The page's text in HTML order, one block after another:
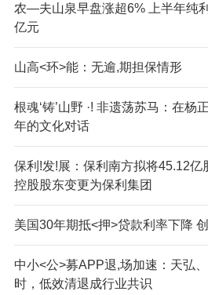
农—夫山泉早盘涨超6% 上半年纯
亿元
山高<环>能：无逾,期担保情形
根魂‘铸’山野 ·! 非遗荡苏马：在杨
年的文化对话
保利!发!展：保利南方拟将45.12亿
控股股东变更为保利集团
美国30年期抵<押>贷款利率下降
中小<公>募APP退,场加速：天弘
时，低效清退成行业共识